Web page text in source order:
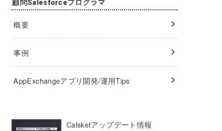
顧問Salesforceプログラマ
概要
事例
AppExchangeアプリ開発/運用Tips
Calsketアップデート情報